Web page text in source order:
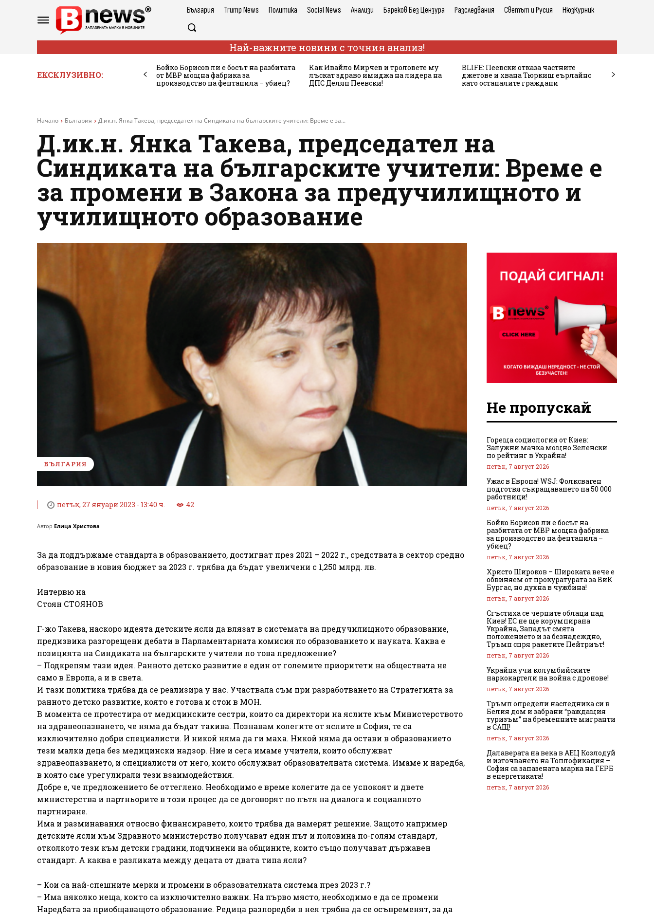
България Trump News Политика Social News Анализи Бареков Без Цензура Разследвания Светът и Русия НюзКурник
Най-важните новини с точния анализ!
ЕКСКЛУЗИВНО:
Бойко Борисов ли е босът на разбитата
от МВР мощна фабрика за
производство на фентанила – убиец?
Как Ивайло Мирчев и троловете му
лъскат здраво имиджа на лидера на
ДПС Делян Пеевски!
BLIFE: Пеевски отказа частните
джетове и хвана Тюркиш еърлайнс
като останалите граждани
Начало България Д.ик.н. Янка Такева, председател на Синдиката на българските учители: Време е за...
Д.ик.н. Янка Такева, председател на
Синдиката на българските учители: Време е
за промени в Закона за предучилищното и
училищното образование
БЪЛГАРИЯ
петък, 27 януари 2023 - 13:40 ч. 42
Автор Елица Христова
За да поддържаме стандарта в образованието, достигнат през 2021 – 2022 г., средствата в сектор средно
образование в новия бюджет за 2023 г. трябва да бъдат увеличени с 1,250 млрд. лв.
Интервю на
Стоян СТОЯНОВ
Г-жо Такева, наскоро идеята детските ясли да влязат в системата на предучилищното образование,
предизвика разгорещени дебати в Парламентарната комисия по образованието и науката. Каква е
позицията на Синдиката на българските учители по това предложение?
– Подкрепям тази идея. Ранното детско развитие е един от големите приоритети на обществата не
само в Европа, а и в света.
И тази политика трябва да се реализира у нас. Участвала съм при разработването на Стратегията за
ранното детско развитие, която е готова и стои в МОН.
В момента се протестира от медицинските сестри, които са директори на яслите към Министерството
на здравеопазването, че няма да бъдат такива. Познавам колегите от яслите в София, те са
изключително добри специалисти. И никой няма да ги маха. Никой няма да остави в образованието
тези малки деца без медицински надзор. Ние и сега имаме учители, които обслужват
здравеопазването, и специалисти от него, които обслужват образователната система. Имаме и наредба,
в която сме урегулирали тези взаимодействия.
Добре е, че предложението бе оттеглено. Необходимо е време колегите да се успокоят и двете
министерства и партньорите в този процес да се договорят по пътя на диалога и социалното
партниране.
Има и разминавания относно финансирането, които трябва да намерят решение. Защото например
детските ясли към Здравното министерство получават един път и половина по-голям стандарт,
отколкото тези към детски градини, подчинени на общините, които също получават държавен
стандарт. А каква е разликата между децата от двата типа ясли?
– Кои са най-спешните мерки и промени в образователната система през 2023 г.?
– Има няколко неща, които са изключително важни. На първо място, необходимо е да се промени
Наредбата за приобщаващото образование. Редица разпоредби в нея трябва да се осъвременят, за да
Не пропускай
Гореща социология от Киев:
Залужни мачка мощно Зеленски
по рейтинг в Украйна!
петък, 7 август 2026
Ужас в Европа! WSJ: Фолксваген
подготвя съкращаването на 50 000
работници!
петък, 7 август 2026
Бойко Борисов ли е босът на
разбитата от МВР мощна фабрика
за производство на фентанила –
убиец?
петък, 7 август 2026
Христо Широков – Широката вече е
обвиняем от прокуратурата за ВиК
Бургас, но духна в чужбина!
петък, 7 август 2026
Сгъстиха се черните облаци над
Киев! ЕС не ще корумпирана
Украйна, Западът смята
положението и за безнадеждно,
Тръмп спря ракетите Пейтриът!
петък, 7 август 2026
Украйна учи колумбийските
наркокартели на война с дронове!
петък, 7 август 2026
Тръмп определи наследника си в
Белия дом и забрани “раждащия
туризъм” на бременните мигранти
в САЩ!
петък, 7 август 2026
Далаверата на века в АЕЦ Козлодуй
и източването на Топлофикация –
София са запазената марка на ГЕРБ
в енергетиката!
петък, 7 август 2026